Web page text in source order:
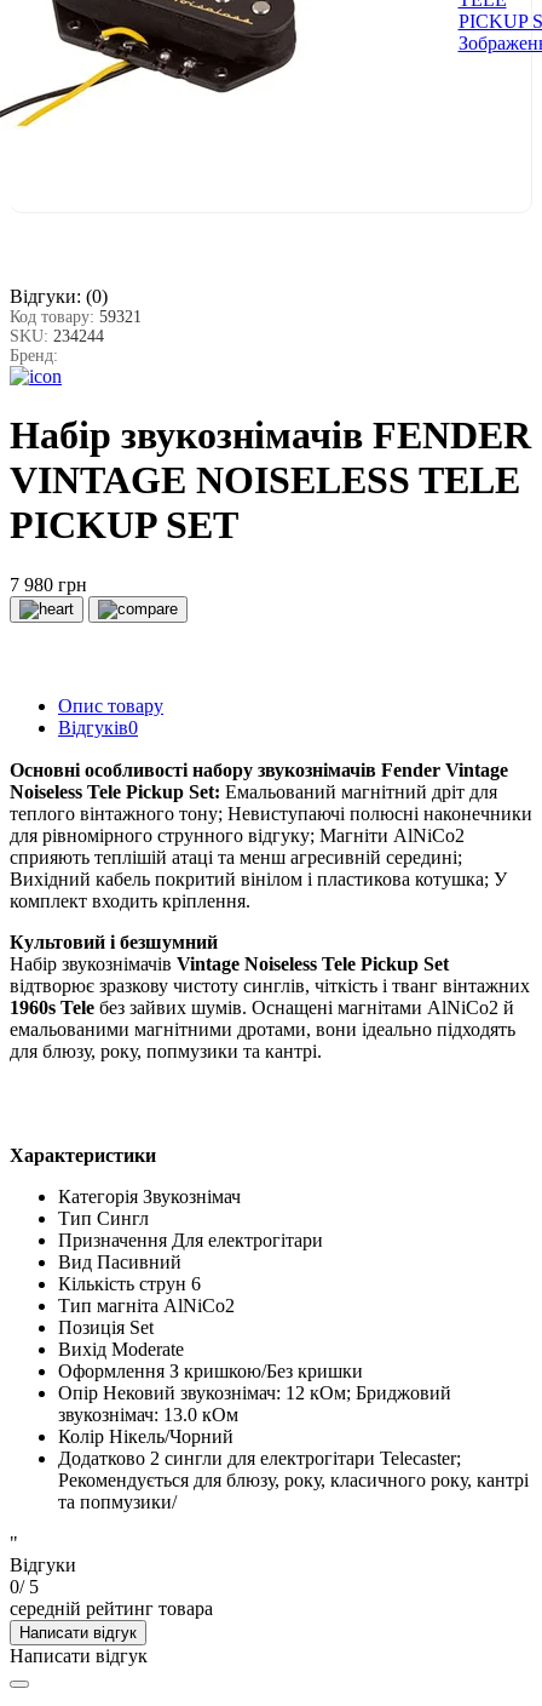
Відгуки: (0)
Код товару: 59321
SKU: 234244
Бренд:
Набір звукознімачів FENDER
VINTAGE NOISELESS TELE
PICKUP SET
7 980 грн
Опис товару
Відгуків0
Основні особливості набору звукознімачів Fender Vintage
Noiseless Tele Pickup Set: Емальований магнітний дріт для
теплого вінтажного тону; Невиступаючі полюсні наконечники
для рівномірного струнного відгуку; Магніти AlNiCo2
сприяють теплішій атаці та менш агресивній середині;
Вихідний кабель покритий вінілом і пластикова котушка; У
комплект входить кріплення.
Культовий і безшумний
Набір звукознімачів Vintage Noiseless Tele Pickup Set
відтворює зразкову чистоту синглів, чіткість і тванг вінтажних
1960s Tele без зайвих шумів. Оснащені магнітами AlNiCo2 й
емальованими магнітними дротами, вони ідеально підходять
для блюзу, року, попмузики та кантрі.
Характеристики
Категорія Звукознімач
Тип Сингл
Призначення Для електрогітари
Вид Пасивний
Кількість струн 6
Тип магніта AlNiCo2
Позиція Set
Вихід Moderate
Оформлення З кришкою/Без кришки
Опір Нековий звукознімач: 12 кОм; Бриджовий
звукознімач: 13.0 кОм
Колір Нікель/Чорний
Додатково 2 сингли для електрогітари Telecaster;
Рекомендується для блюзу, року, класичного року, кантрі
та попмузики/
"
Відгуки
0/ 5
середній рейтинг товара
Написати відгук
Написати відгук